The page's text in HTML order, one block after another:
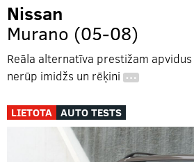
Nissan
Murano (05-08)
Reāla alternatīva prestižam
nerūp imidžs un rēķini …
LIETOTA AUTO TESTS